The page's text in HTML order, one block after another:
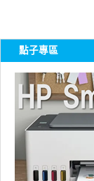
點子專區